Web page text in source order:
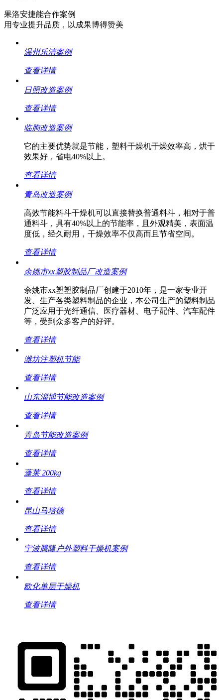
果洛安捷能合作案例
用专业提升品质，以成果博得赞美
温州乐清案例
查看详情
日照改造案例
查看详情
临朐改造案例
它的主要优势就是节能，塑料干燥机干燥效率高，烘干
效果好，省电40%以上。
查看详情
青岛改造案例
高效节能料斗干燥机可以直接替换普通料斗，相对于普
通料斗，具有40%以上的节能率，且外观精美，表面温
度低，经久耐用，干燥效率不仅高而且节省空间。
查看详情
余姚市xx塑胶制品厂改造案例
余姚市xx塑塑胶制品厂创建于2010年，是一家专业开
发、生产各类塑料制品的企业，本公司生产的塑料制品
广泛应用于光纤通信、医疗器材、电子配件、汽车配件
等，受到众多客户的好评。
查看详情
潍坊注塑机节能
查看详情
山东淄博节能改造案例
查看详情
青岛节能改造案例
查看详情
蓬莱 200kg
查看详情
昆山马培德
查看详情
宁波腾隆户外塑料干燥机案例
查看详情
欧化单层干燥机
查看详情